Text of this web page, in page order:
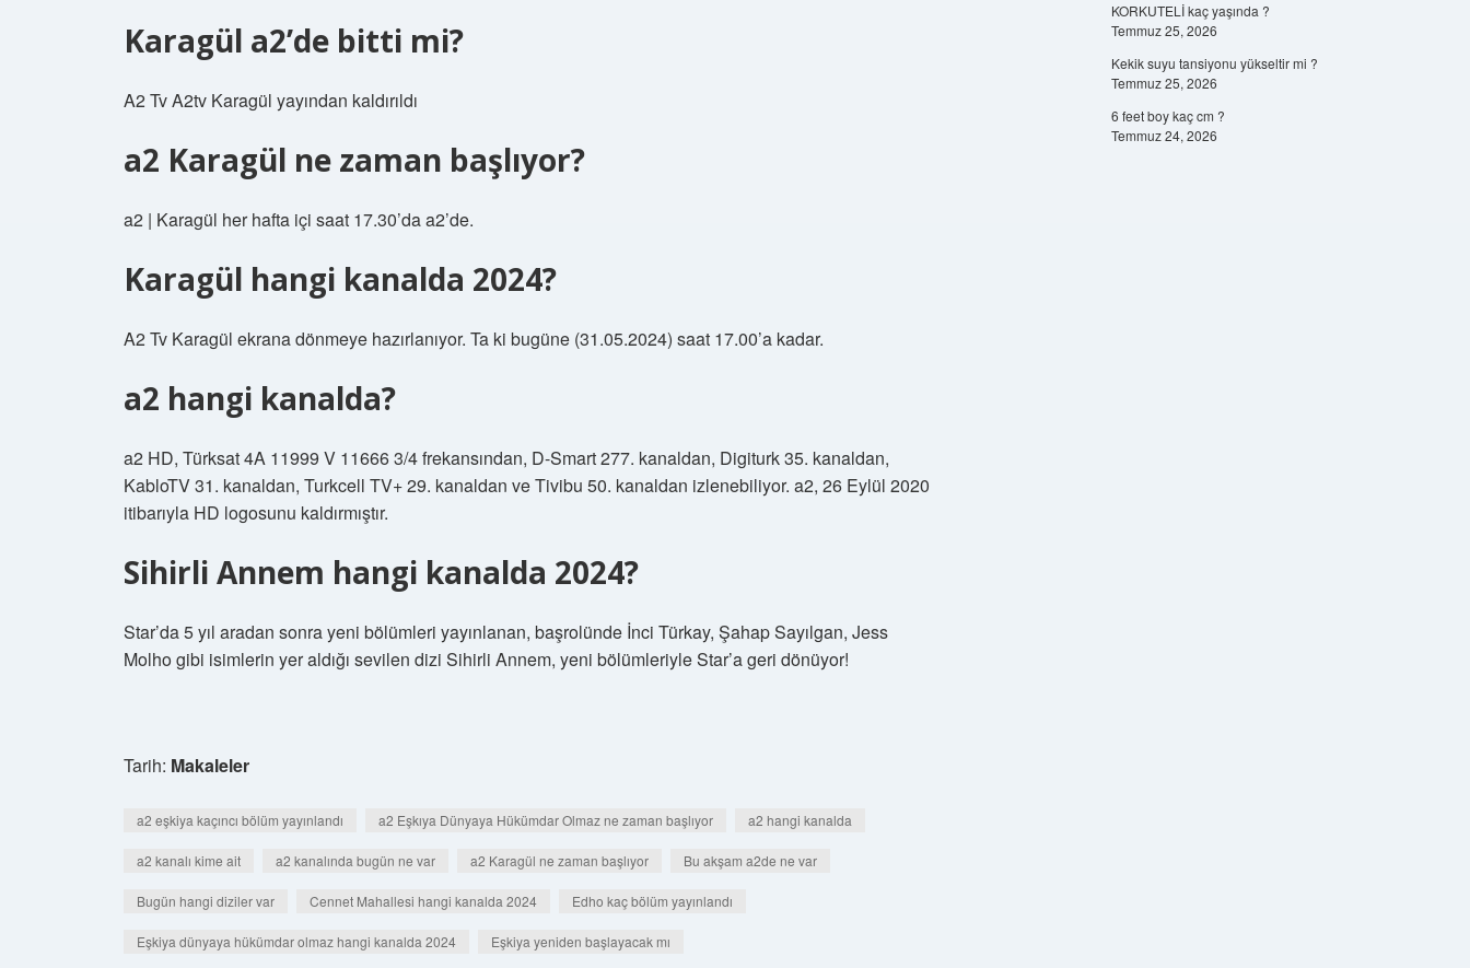
Karagül a2’de bitti mi?
A2 Tv A2tv Karagül yayından kaldırıldı
a2 Karagül ne zaman başlıyor?
a2 | Karagül her hafta içi saat 17.30’da a2’de.
Karagül hangi kanalda 2024?
A2 Tv Karagül ekrana dönmeye hazırlanıyor. Ta ki bugüne (31.05.2024) saat 17.00’a kadar.
a2 hangi kanalda?
a2 HD, Türksat 4A 11999 V 11666 3/4 frekansından, D-Smart 277. kanaldan, Digiturk 35. kanaldan,
KabloTV 31. kanaldan, Turkcell TV+ 29. kanaldan ve Tivibu 50. kanaldan izlenebiliyor. a2, 26 Eylül 2020
itibarıyla HD logosunu kaldırmıştır.
Sihirli Annem hangi kanalda 2024?
Star’da 5 yıl aradan sonra yeni bölümleri yayınlanan, başrolünde İnci Türkay, Şahap Sayılgan, Jess
Molho gibi isimlerin yer aldığı sevilen dizi Sihirli Annem, yeni bölümleriyle Star’a geri dönüyor!
Tarih: Makaleler
a2 eşkiya kaçıncı bölüm yayınlandı a2 Eşkıya Dünyaya Hükümdar Olmaz ne zaman başlıyor a2 hangi kanalda
a2 kanalı kime ait a2 kanalında bugün ne var a2 Karagül ne zaman başlıyor Bu akşam a2de ne var
Bugün hangi diziler var Cennet Mahallesi hangi kanalda 2024 Edho kaç bölüm yayınlandı
Eşkiya dünyaya hükümdar olmaz hangi kanalda 2024 Eşkiya yeniden başlayacak mı
KORKUTELİ kaç yaşında ?
Temmuz 25, 2026
Kekik suyu tansiyonu yükseltir mi ?
Temmuz 25, 2026
6 feet boy kaç cm ?
Temmuz 24, 2026